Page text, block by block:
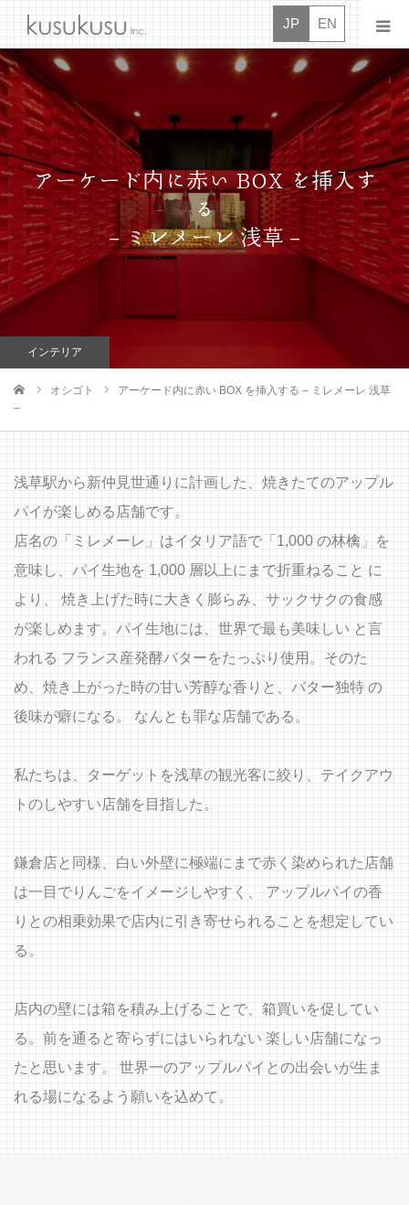
JP EN
アーケード内に赤い BOX を挿入す
る
– ミレメーレ 浅草 –
インテリア
オシゴト
アーケード内に赤い BOX を挿入する – ミレメーレ 浅草
–
浅草駅から新仲見世通りに計画した、焼きたてのアップル
パイが楽しめる店舗です。
店名の「ミレメーレ」はイタリア語で「1,000 の林檎」を
意味し、パイ生地を 1,000 層以上にまで折重ねること に
より、 焼き上げた時に大きく膨らみ、サックサクの食感
が楽しめます。パイ生地には、世界で最も美味しい と言
われる フランス産発酵バターをたっぷり使用。そのた
め、焼き上がった時の甘い芳醇な香りと、バター独特 の
後味が癖になる。 なんとも罪な店舗である。
私たちは、ターゲットを浅草の観光客に絞り、テイクアウ
トのしやすい店舗を目指した。
鎌倉店と同様、白い外壁に極端にまで赤く染められた店舗
は一目でりんごをイメージしやすく、 アップルパイの香
りとの相乗効果で店内に引き寄せられることを想定してい
る。
店内の壁には箱を積み上げることで、箱買いを促してい
る。前を通ると寄らずにはいられない 楽しい店舗になっ
たと思います。 世界一のアップルパイとの出会いが生ま
れる場になるよう願いを込めて。
クスクス
オシゴト
ドウガ
タイダン
ボシュウ
コンタクト